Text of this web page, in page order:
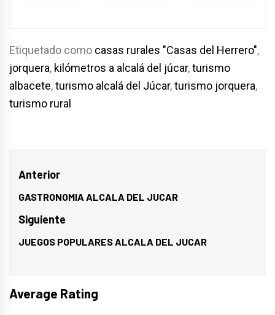
Etiquetado como casas rurales "Casas del Herrero",
jorquera, kilómetros a alcalá del júcar,turismo
albacete,turismo alcalá del Júcar,turismo jorquera,
turismo rural
Navegación
de
entradas
Anterior
Entrada
anterior:
GASTRONOMIA ALCALA DEL JUCAR
Siguiente
Entrada
JUEGOS POPULARES ALCALA DEL JUCAR
Average Rating